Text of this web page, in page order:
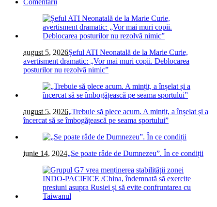
august 5, 2026Șeful ATI Neonatală de la Marie Curie,
avertisment dramatic: „Vor mai muri copii. Deblocarea
posturilor nu rezolvă nimic”
august 5, 2026„Trebuie să plece acum. A mințit, a înșelat și a
încercat să se îmbogățească pe seama sportului”
iunie 14, 2024„Se poate râde de Dumnezeu”. În ce condiții